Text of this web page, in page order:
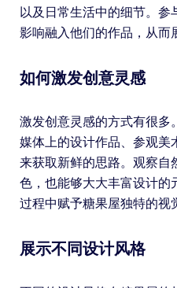
以及日常生活中的细节。参
影响融入他们的作品，从而
如何激发创意灵感
激发创意灵感的方式有很多
媒体上的设计作品、参观美
来获取新鲜的思路。观察自
色，也能够大大丰富设计的
过程中赋予糖果屋独特的视
展示不同设计风格